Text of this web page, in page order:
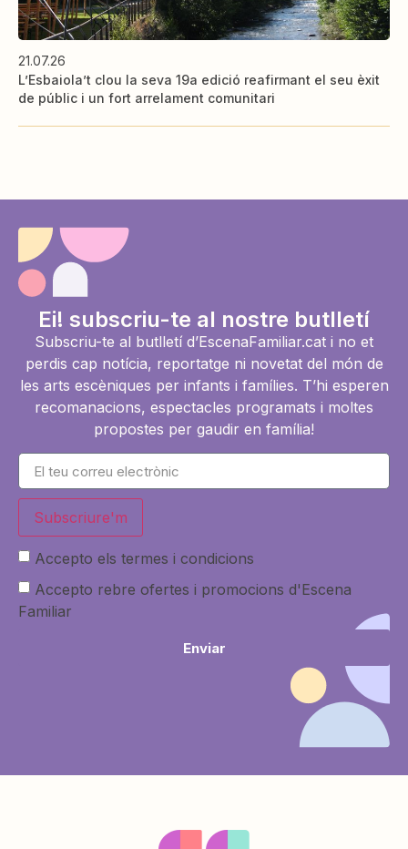
21.07.26
L’Esbaiola’t clou la seva 19a edició reafirmant el seu èxit
de públic i un fort arrelament comunitari
Ei! subscriu-te al nostre butlletí
Subscriu-te al butlletí d’EscenaFamiliar.cat i no et
perdis cap notícia, reportatge ni novetat del món de
les arts escèniques per infants i famílies. T’hi esperen
recomanacions, espectacles programats i moltes
propostes per gaudir en família!
Subscriure'm
Accepto els termes i condicions
Accepto rebre ofertes i promocions d'Escena
Familiar
Enviar